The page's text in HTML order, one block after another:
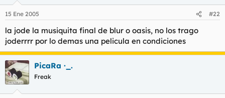
15 Ene 2005 #22
la jode la musiquita final de blur o oasis, no los trago
joderrrr por lo demas una pelicula en condiciones
PicaRa ·_.
Freak